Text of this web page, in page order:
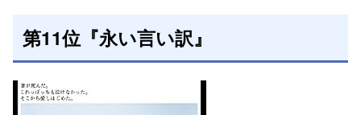
第11位『永い言い訳』